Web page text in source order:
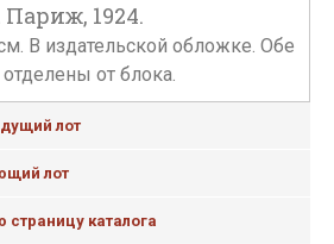
1924.
В издательской обложке. Обе
от блока.
лот
лот
каталога